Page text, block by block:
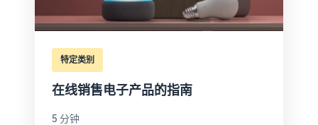
特定类别
在线销售电子产品的指南
5 分钟